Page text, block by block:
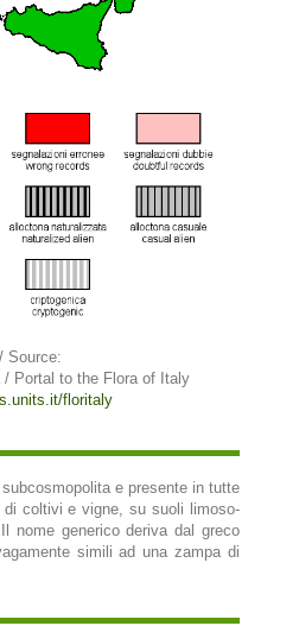
Source:
/ Portal to the Flora of Italy
floritaly
e presente in tutte
coltivi e vigne, su suoli limoso-
nome generico deriva dal greco
simili ad una zampa di